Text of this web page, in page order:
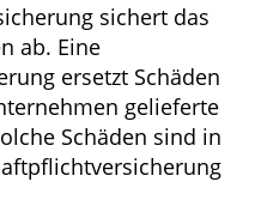
sichert das
ab. Eine
ersetzt Schäden
gelieferte
Schäden sind in